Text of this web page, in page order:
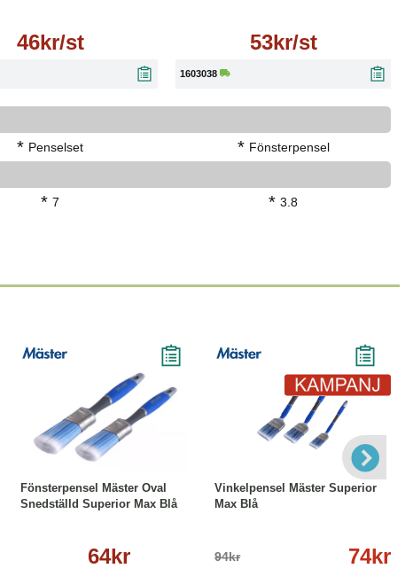
46kr/st 53kr/st
1603038
* Penselset * Fönsterpensel
* 7 * 3.8
Fönsterpensel Mäster Oval
Snedställd Superior Max Blå
64kr
Läs mer
Vinkelpensel Mäster Superior
Max Blå
94kr 74kr
Läs mer